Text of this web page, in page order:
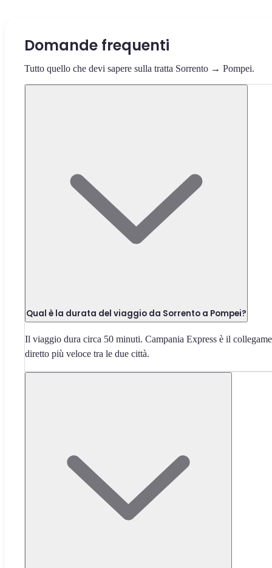
Domande frequenti
Tutto quello che devi sapere sulla tratta Sorrento → Pompei.
Qual è la durata del viaggio da Sorrento a Pompei?
Il viaggio dura circa 50 minuti. Campania Express è il
diretto più veloce tra le due città.